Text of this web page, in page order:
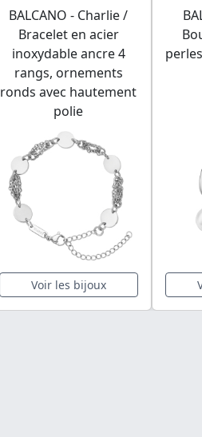
BALCANO - Charlie /
Bracelet en acier
inoxydable ancre 4
rangs, ornements
ronds avec hautement
polie
Voir les bijoux